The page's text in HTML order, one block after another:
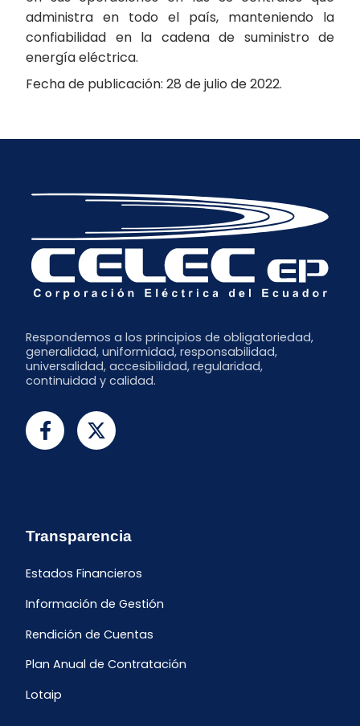
administra en todo el país, manteniendo la
confiabilidad en la cadena de suministro de
energía eléctrica.
Fecha de publicación: 28 de julio de 2022.
Respondemos a los principios de obligatoriedad,
generalidad, uniformidad, responsabilidad,
universalidad, accesibilidad, regularidad,
continuidad y calidad.
Transparencia
Estados Financieros
Información de Gestión
Rendición de Cuentas
Plan Anual de Contratación
Lotaip